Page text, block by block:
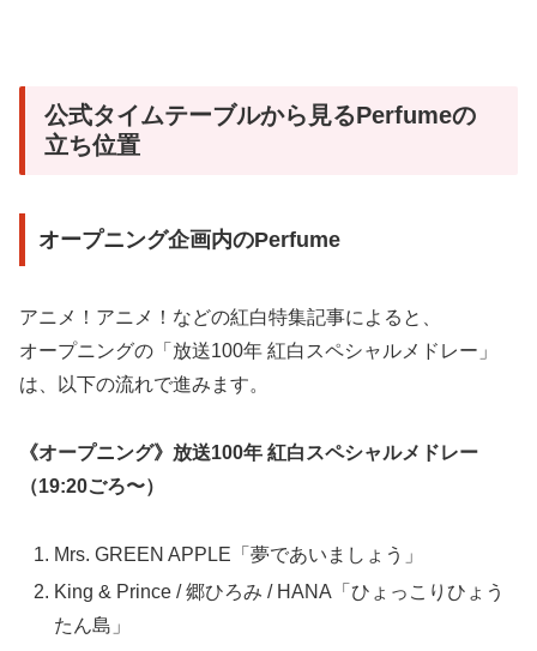
公式タイムテーブルから見るPerfumeの
立ち位置
オープニング企画内のPerfume
アニメ！アニメ！などの紅白特集記事によると、
オープニングの「放送100年 紅白スペシャルメドレー」
は、以下の流れで進みます。
《オープニング》放送100年 紅白スペシャルメドレー
（19:20ごろ〜）
Mrs. GREEN APPLE「夢であいましょう」
King & Prince / 郷ひろみ / HANA「ひょっこりひょう
たん島」